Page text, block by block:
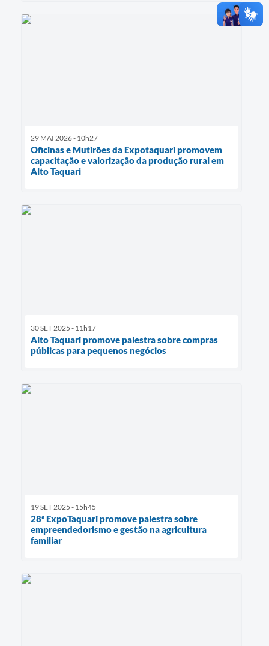
29 MAI 2026 - 10h27
Oficinas e Mutirões da Expotaquari promovem
capacitação e valorização da produção rural em
Alto Taquari
30 SET 2025 - 11h17
Alto Taquari promove palestra sobre compras
públicas para pequenos negócios
19 SET 2025 - 15h45
28ª ExpoTaquari promove palestra sobre
empreendedorismo e gestão na agricultura
familiar